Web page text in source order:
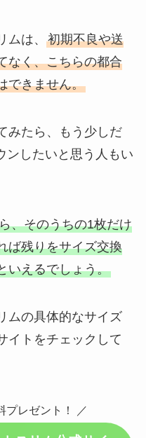
は、
初期不良や送
なく、こちらの都合
できません。
みたら、もう少しだ
ンしたいと思う人もい
、そのうちの1枚だけ
ば残りをサイズ交換
いえるでしょう。
ムの具体的なサイズ
イトをチェックして
プレゼント！ ／